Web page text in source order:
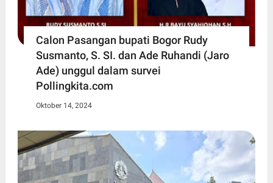
Calon Pasangan bupati Bogor Rudy
Susmanto, S. SI. dan Ade Ruhandi (Jaro
Ade) unggul dalam survei
Pollingkita.com
Oktober 14, 2024